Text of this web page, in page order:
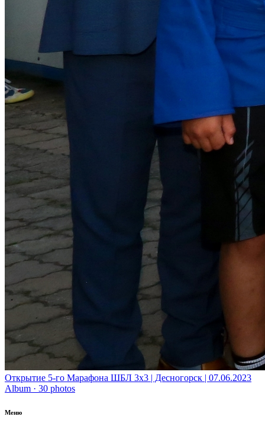
Открытие 5-го Марафона ШБЛ 3х3 | Десногорск | 07.06.2023
Album · 30 photos
Меню